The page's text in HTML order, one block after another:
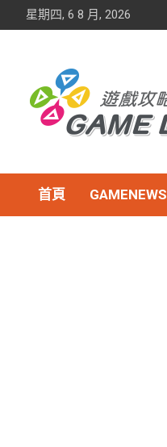
星期四, 6 8 月, 2026
首頁 GAMENEWS